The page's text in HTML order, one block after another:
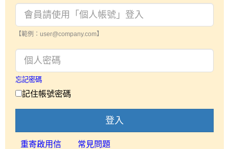
【範例：user@company.com】
忘記密碼
記住帳號密碼
登入
重寄啟用信 常見問題